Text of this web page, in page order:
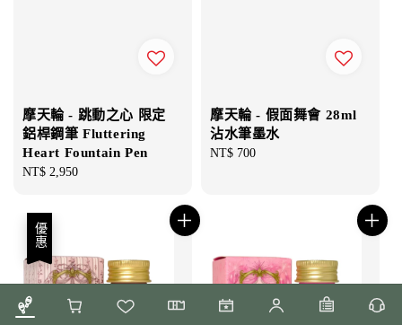
摩天輪 - 跳動之心 限定
鋁桿鋼筆 Fluttering
Heart Fountain Pen
Regular
NT$ 2,950
摩天輪 - 假面舞會 28ml
沾水筆墨水
Regular
NT$ 700
優惠